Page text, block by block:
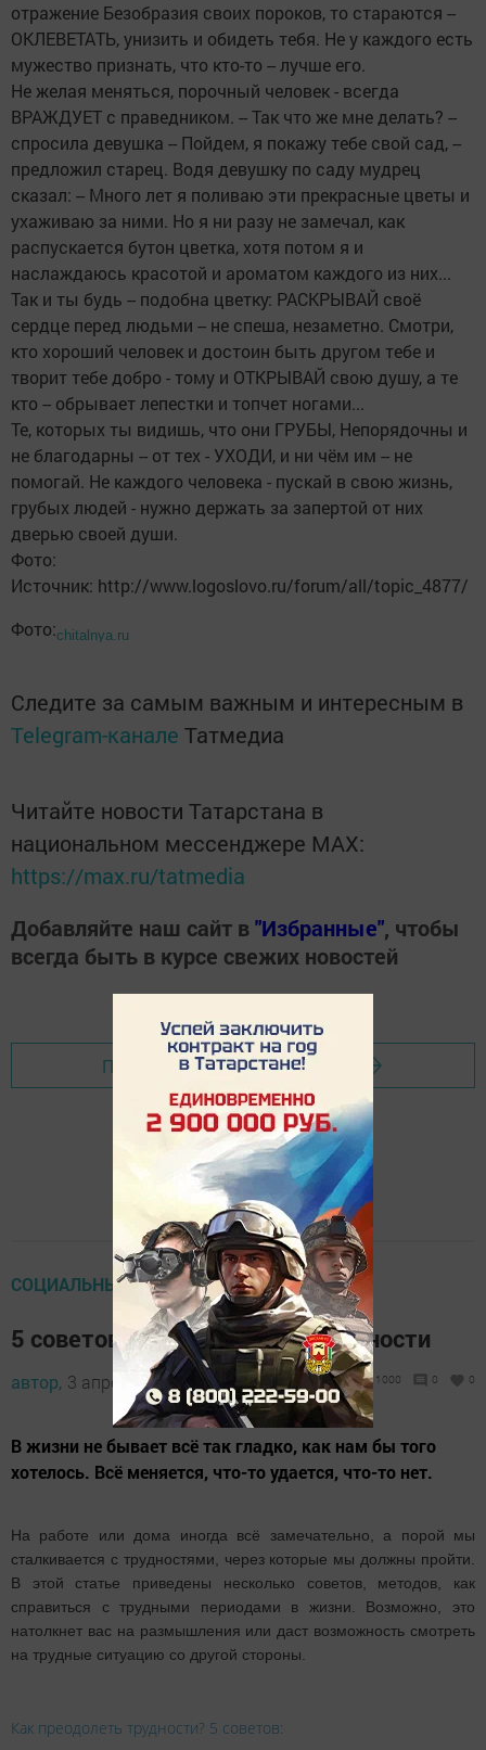
отражение Безобразия своих пороков, то стараются --
ОКЛЕВЕТАТЬ, унизить и обидеть тебя. Не у каждого есть
мужество признать, что кто-то -- лучше его.
Не желая меняться, порочный человек - всегда
ВРАЖДУЕТ с праведником. -- Так что же мне делать? --
спросила девушка -- Пойдем, я покажу тебе свой сад, --
предложил старец. Водя девушку по саду мудрец
сказал: -- Много лет я поливаю эти прекрасные цветы и
ухаживаю за ними. Но я ни разу не замечал, как
распускается бутон цветка, хотя потом я и
наслаждаюсь красотой и ароматом каждого из них...
Так и ты будь -- подобна цветку: РАСКРЫВАЙ своё
сердце перед людьми -- не спеша, незаметно. Смотри,
кто хороший человек и достоин быть другом тебе и
творит тебе добро - тому и ОТКРЫВАЙ свою душу, а те
кто -- обрывает лепестки и топчет ногами...
Те, которых ты видишь, что они ГРУБЫ, Непорядочны и
не благодарны -- от тех - УХОДИ, и ни чём им -- не
помогай. Не каждого человека - пускай в свою жизнь,
грубых людей - нужно держать за запертой от них
дверью своей души.
Фото:
Источник: http://www.logoslovo.ru/forum/all/topic_4877/
Фото:chitalnya.ru
Следите за самым важным и интересным в
Telegram-канале Татмедиа
Читайте новости Татарстана в
национальном мессенджере MАХ:
https://max.ru/tatmedia
Добавляйте наш сайт в"Избранные", чтобы
всегда быть в курсе свежих новостей
Перейти на страницу новости
СОЦИАЛЬНЫЕ ВОПРОСЫ
5 советов, как преодолеть трудности
автор, 3 апреля 2016 - 08:12 1000 0 0
В жизни не бывает всё так гладко, как нам бы того
хотелось. Всё меняется, что-то удается, что-то нет.
На работе или дома иногда всё замечательно, а порой мы
сталкивается с трудностями, через которые мы должны пройти.
В этой статье приведены несколько советов, методов, как
справиться с трудными периодами в жизни. Возможно, это
натолкнет вас на размышления или даст возможность смотреть
на трудные ситуацию со другой стороны.
Как преодолеть трудности? 5 советов: